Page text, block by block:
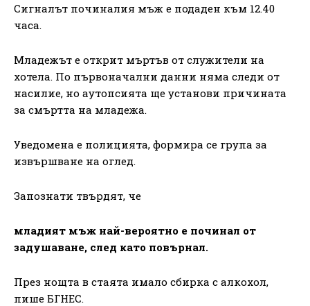
Сигналът починалия мъж е подаден към 12.40
часа.
Младежът е открит мъртъв от служители на
хотела. По първоначални данни няма следи от
насилие, но аутопсията ще установи причината
за смъртта на младежа.
Уведомена е полицията, формира се група за
извършване на оглед.
Запознати твърдят, че
младият мъж най-вероятно е починал от
задушаване, след като повърнал.
През нощта в стаята имало сбирка с алкохол,
пише БГНЕС.